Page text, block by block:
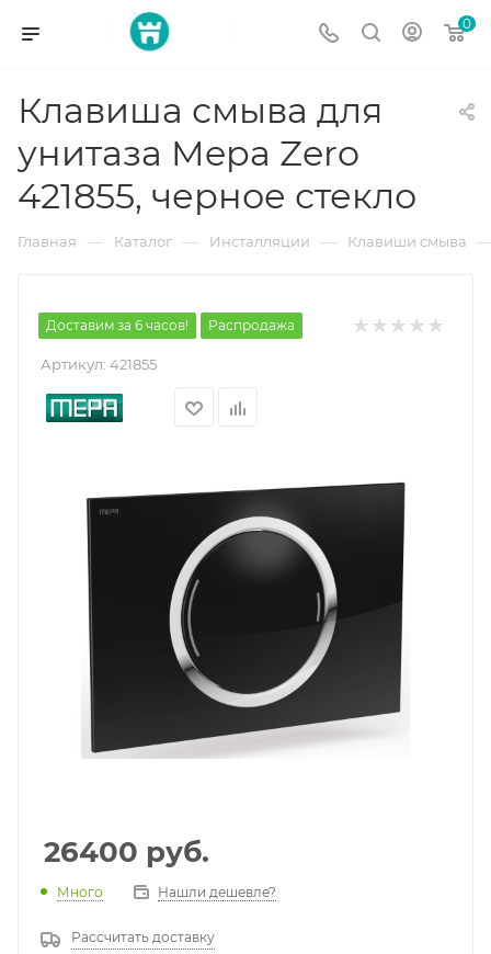
0
Клавиша смыва для
унитаза Mepa Zero
421855, черное стекло
Главная — Каталог — Инсталляции — Клавиши смыва
Доставим за 6 часов! Распродажа
Артикул: 421855
26400 руб.
Много Нашли дешевле?
Рассчитать доставку